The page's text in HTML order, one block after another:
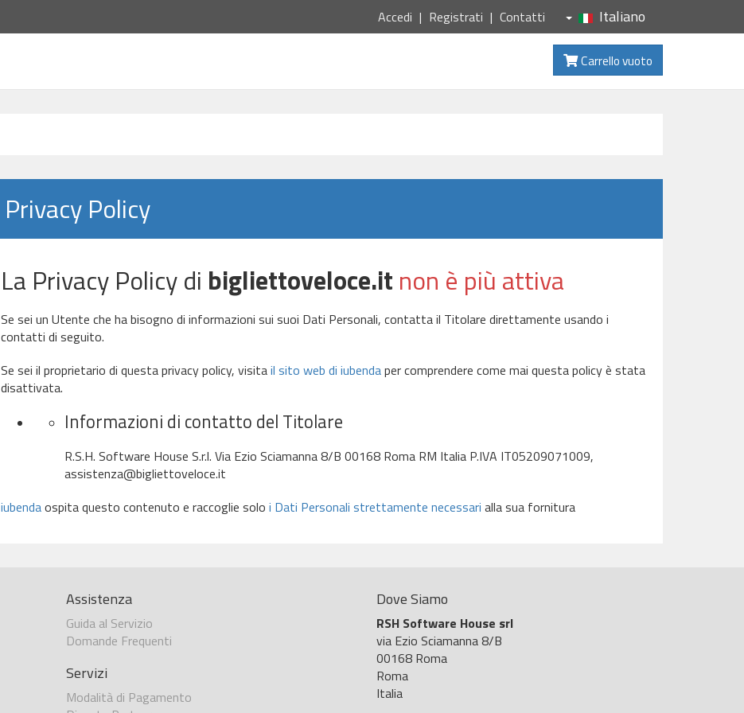
Accedi Registrati Contatti Italiano
Carrello vuoto
Privacy Policy
La Privacy Policy di bigliettoveloce.it non è più attiva
Se sei un Utente che ha bisogno di informazioni sui suoi Dati Personali, contatta il Titolare direttamente usando i
contatti di seguito.
Se sei il proprietario di questa privacy policy, visitail sito web di iubendaper comprendere come mai questa policy è stata
disattivata.
Informazioni di contatto del Titolare
R.S.H. Software House S.r.l. Via Ezio Sciamanna 8/B 00168 Roma RM Italia P.IVA IT05209071009,
assistenza@bigliettoveloce.it
iubendaospita questo contenuto e raccoglie solo i Dati Personali strettamente necessari alla sua fornitura
Assistenza
Guida al Servizio
Domande Frequenti
Servizi
Modalità di Pagamento
Dove Siamo
RSH Software House srl
via Ezio Sciamanna 8/B
00168 Roma
Roma
Italia